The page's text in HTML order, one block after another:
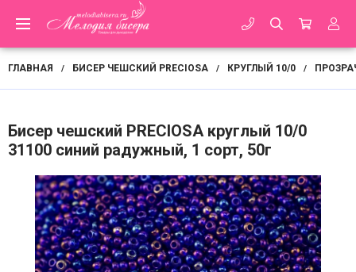
ГЛАВНАЯ / БИСЕР ЧЕШСКИЙ PRECIOSA / КРУГЛЫЙ 10/0 /
Бисер чешский PRECIOSA круглый 10/0
31100 синий радужный, 1 сорт, 50г